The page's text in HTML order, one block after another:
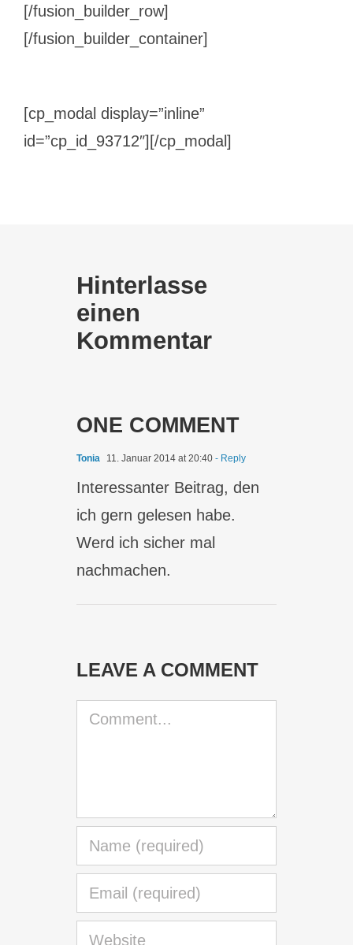
[/fusion_builder_row]
[/fusion_builder_container]
[cp_modal display=”inline”
id=”cp_id_93712″][/cp_modal]
Hinterlasse
einen
Kommentar
ONE COMMENT
Tonia 11. Januar 2014 at 20:40 - Reply
Interessanter Beitrag, den
ich gern gelesen habe.
Werd ich sicher mal
nachmachen.
LEAVE A COMMENT
Comment